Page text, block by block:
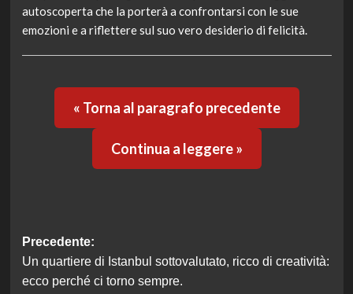
autoscoperta che la porterà a confrontarsi con le sue
emozioni e a riflettere sul suo vero desiderio di felicità.
« Torna al paragrafo precedente
Continua a leggere »
Navigazione
articolo
Precedente:
Un quartiere di Istanbul sottovalutato, ricco di creatività:
ecco perché ci torno sempre.